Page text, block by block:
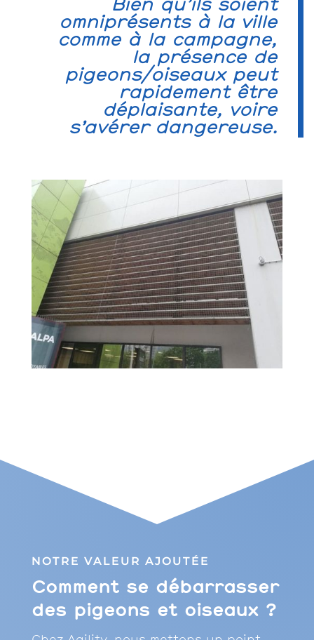
Bien qu’ils soient
omniprésents à la ville
comme à la campagne,
la présence de
pigeons/oiseaux peut
rapidement être
déplaisante, voire
s’avérer dangereuse.
NOTRE VALEUR AJOUTÉE
Comment se débarrasser
des pigeons et oiseaux ?